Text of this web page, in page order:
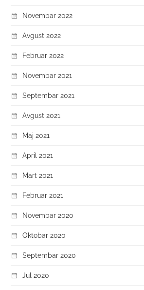
Novembar 2022
Avgust 2022
Februar 2022
Novembar 2021
Septembar 2021
Avgust 2021
Maj 2021
April 2021
Mart 2021
Februar 2021
Novembar 2020
Oktobar 2020
Septembar 2020
Jul 2020